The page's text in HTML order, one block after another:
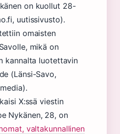
on kuollut 28-
uutissivusto).
omaisten
mikä on
kannalta luotettavin
(Länsi-Savo,
X:ssä viestin
Nykänen, 28, on
valtakunnallinen